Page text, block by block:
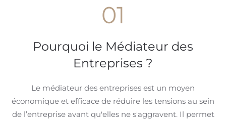
01
Pourquoi le Médiateur des
Entreprises ?
Le médiateur des entreprises est un moyen
économique et efficace de réduire les tensions au sein
de l’entreprise avant qu'elles ne s'aggravent. Il permet